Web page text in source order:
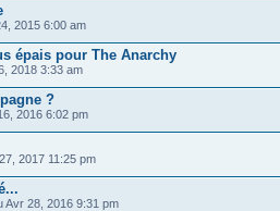
2015 6:00 am
épais pour The Anarchy
2018 3:33 am
?
2016 6:02 pm
2017 11:25 pm
Avr 28, 2016 9:31 pm